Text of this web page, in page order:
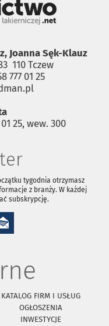
Joanna Sęk-Klauz
110 Tczew
777 01 25
25, wew. 300
tygodnia otrzymasz
z branży. W każdej
subskrypcję.
KATALOG FIRM I USŁUG
OGŁOSZENIA
INWESTYCJE